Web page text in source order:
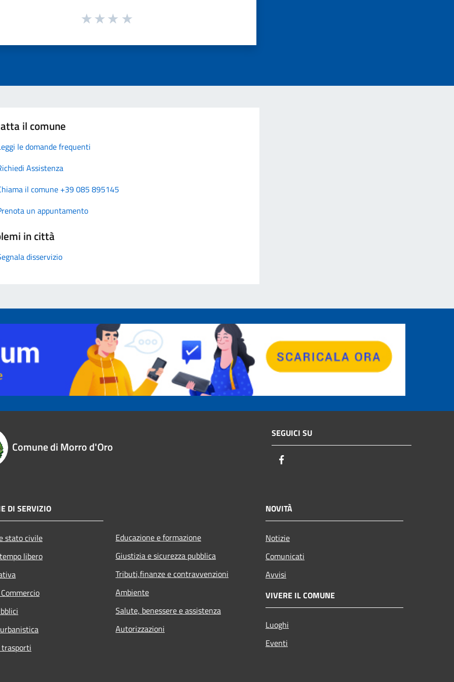
il comune
le domande frequenti
Assistenza
il comune +39 085 895145
un appuntamento
in città
disservizio
Comune di Morro d'Oro
SEGUICI SU
DI SERVIZIO
stato civile
libero
Educazione e formazione
Giustizia e sicurezza pubblica
Tributi,finanze e contravvenzioni
Ambiente
Salute, benessere e assistenza
Autorizzazioni
NOVITÀ
Notizie
Comunicati
Avvisi
VIVERE IL COMUNE
Luoghi
Eventi